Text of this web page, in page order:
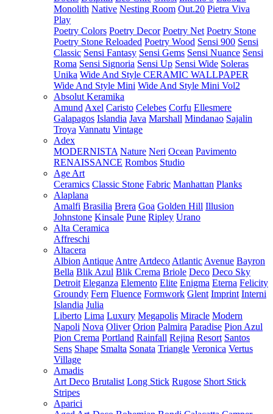
Monolith Native Nesting Room Out.20 Pietra Viva
Play
Poetry Colors Poetry Decor Poetry Net Poetry Stone
Poetry Stone Reloaded Poetry Wood Sensi 900 Sensi
Classic Sensi Fantasy Sensi Gems Sensi Nuance Sensi
Roma Sensi Signoria Sensi Up Sensi Wide Soleras
Unika Wide And Style CERAMIC WALLPAPER
Wide And Style Mini Wide And Style Mini Vol2
Absolut Keramika
Amund Axel Caristo Celebes Corfu Ellesmere
Galapagos Islandia Java Marshall Mindanao Sajalin
Troya Vannatu Vintage
Adex
MODERNISTA Nature Neri Ocean Pavimento
RENAISSANCE Rombos Studio
Age Art
Ceramics Classic Stone Fabric Manhattan Planks
Alaplana
Amalfi Brasilia Brera Goa Golden Hill Illusion
Johnstone Kinsale Pune Ripley Urano
Alta Ceramica
Affreschi
Altacera
Albion Antique Antre Artdeco Atlantic Avenue Bayron
Bella Blik Azul Blik Crema Briole Deco Deco Sky
Detroit Eleganza Elemento Elite Enigma Eterna Felicity
Groundy Fern Fluence Formwork Glent Imprint Interni
Islandia Julia
Liberto Lima Luxury Megapolis Miracle Modern
Napoli Nova Oliver Orion Palmira Paradise Pion Azul
Pion Crema Portland Rainfall Rejina Resort Santos
Sens Shape Smalta Sonata Triangle Veronica Vertus
Village
Amadis
Art Deco Brutalist Long Stick Rugose Short Stick
Stripes
Aparici